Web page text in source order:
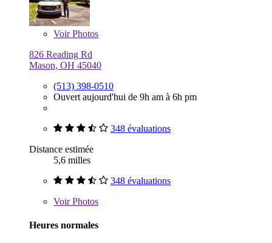
VoirPhotos
826 Reading Rd
Mason, OH 45040
(513) 398-0510
Ouvert aujourd'hui de 9h am à 6h pm
348 évaluations
Distance estimée
5,6 milles
348 évaluations
VoirPhotos
Heures normales